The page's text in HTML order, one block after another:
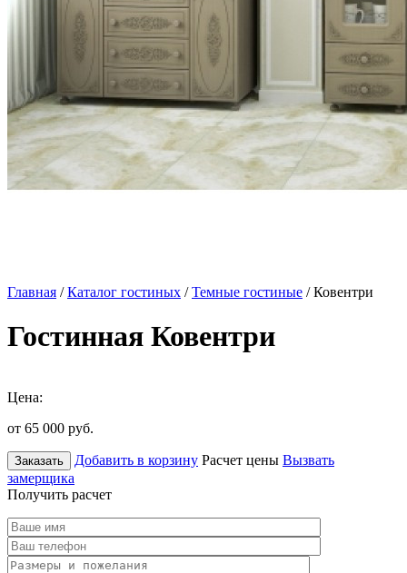
Главная /Каталог гостиных /Темные гостиные / Ковентри
Гостинная Ковентри
Цена:
от 65 000 руб.
Заказать Добавить в корзину Расчет цены Вызвать
замерщика
Получить расчет